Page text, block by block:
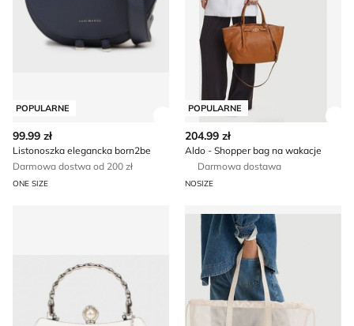
POPULARNE
Zobacz szczegóły produktu
99.99 zł
Listonoszka elegancka born2be
Darmowa dostwa od 200 zł
ONE SIZE
POPULARNE
204.99 zł
Aldo - Shopper bag na wakacje
Darmowa dostawa
NOSIZE
Renee - Kopertówka w stylu glamour elegancka
Guess Jeans - Shopper bag